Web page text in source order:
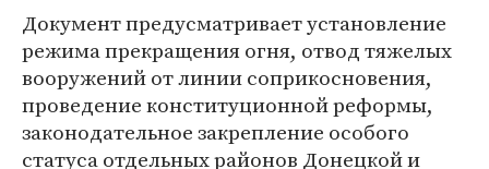
Документ предусматривает установление
режима прекращения огня, отвод тяжелых
вооружений от линии соприкосновения,
проведение конституционной реформы,
законодательное закрепление особого
статуса отдельных районов Донецкой и